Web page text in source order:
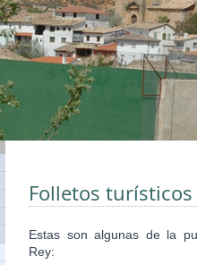
Folletos turísticos
Estas son algunas de la
Rey: